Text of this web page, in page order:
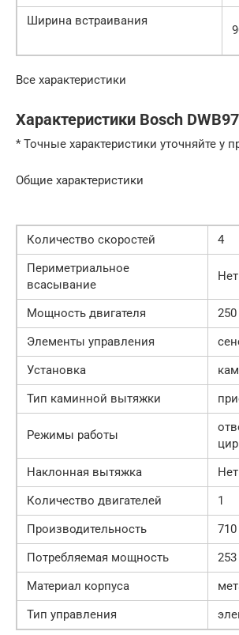
Ширина встраивания
Все характеристики
Характеристики Bosch
* Точные характеристики уточняйте у
Общие характеристики
Количество скоростей
4
Периметриальное
всасывание
Нет
Мощность двигателя
Элементы управления
Установка
Тип каминной вытяжки
Режимы работы
Наклонная вытяжка
Нет
Количество двигателей
1
Производительность
Потребляемая мощность
Материал корпуса
Тип управления